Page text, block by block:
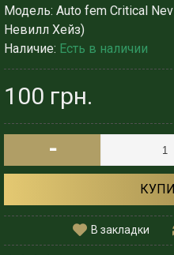
Модель: Auto fem Critical
Невилл Хейз)
Наличие: Есть в наличии
100 грн.
-
В закладки